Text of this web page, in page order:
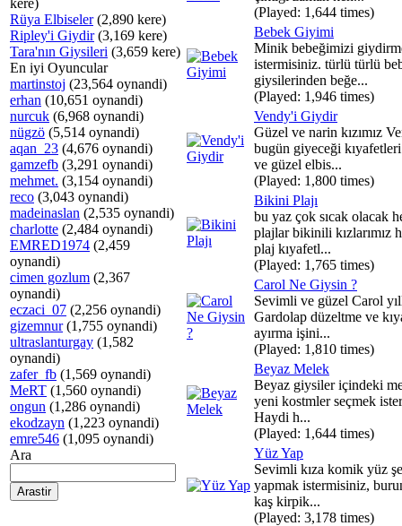
kere)
Rüya Elbiseler(2,890 kere)
Ripley'i Giydir(3,169 kere)
Tara'nın Giysileri (3,659 kere)
En iyi Oyuncular
martinstoj (23,564 oynandi)
erhan (10,651 oynandi)
nurcuk (6,968 oynandi)
nügzö (5,514 oynandi)
aqan_23 (4,676 oynandi)
gamzefb (3,291 oynandi)
mehmet. (3,154 oynandi)
reco (3,043 oynandi)
madeinaslan (2,535 oynandi)
charlotte (2,484 oynandi)
EMRED1974 (2,459
oynandi)
cimen gozlum (2,367
oynandi)
eczaci_07 (2,256 oynandi)
gizemnur(1,755 oynandi)
ultraslanturgay (1,582
oynandi)
zafer_fb (1,569 oynandi)
MeRT (1,560 oynandi)
ongun (1,286 oynandi)
ekodzayn (1,223 oynandi)
emre546 (1,095 oynandi)
Ara
(Played: 1,644 times)
Bebek Giyimi
Minik bebeğimizi
istermisiniz. türlü türlü
giysilerinden beğe...
(Played: 1,946 times)
Vendy'i Giydir
Güzel ve narin kızımız
bugün giyeceği
ve güzel elbis...
(Played: 1,800 times)
Bikini Plajı
bu yaz çok sıcak olacak
plajlar bikinili kızlarımız
plaj kıyafetl...
(Played: 1,765 times)
Carol Ne Giysin ?
Sevimli ve güzel Carol
Gardolap düzeltme ve
ayırma işini...
(Played: 1,810 times)
Beyaz Melek
Beyaz giysiler içindeki
yeni kostmler seçmek
Haydi h...
(Played: 1,644 times)
Yüz Yap
Sevimli kıza komik yüz
yapmak istermisiniz,
kaş kirpik...
(Played: 3,178 times)